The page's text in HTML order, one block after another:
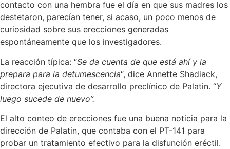
contacto con una hembra fue el día en que sus madres los
destetaron, parecían tener, si acaso, un poco menos de
curiosidad sobre sus erecciones generadas
espontáneamente que los investigadores.
La reacción típica: “Se da cuenta de que está ahí y la
prepara para la detumescencia“, dice Annette Shadiack,
directora ejecutiva de desarrollo preclínico de Palatin. “Y
luego sucede de nuevo”.
El alto conteo de erecciones fue una buena noticia para la
dirección de Palatin, que contaba con el PT-141 para
probar un tratamiento efectivo para la disfunción eréctil.